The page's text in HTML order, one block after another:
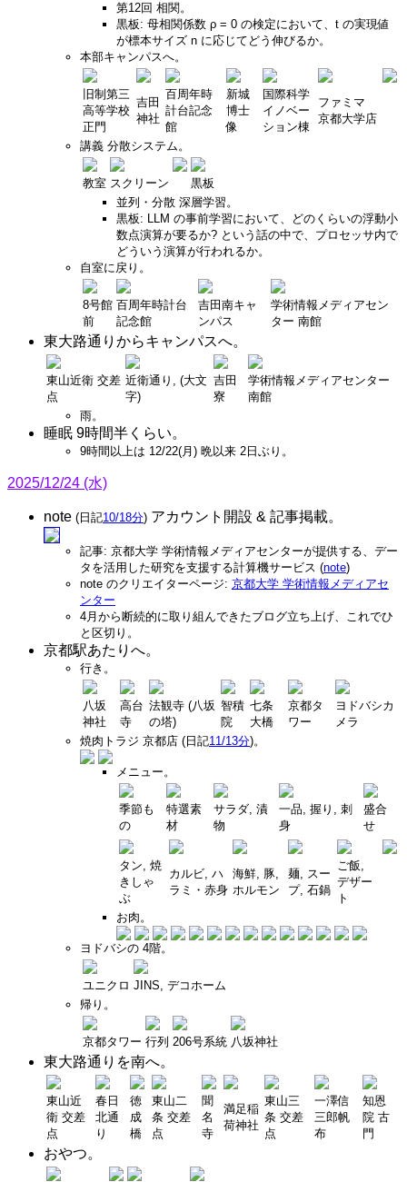
第12回 相関。
黒板: 母相関係数 ρ = 0 の検定において、 t の実現値
が標本サイズ n に応じてどう伸びるか。
本部キャンパスへ。
旧制第三
高等学校
正門
吉田
神社
百周年時
計台記念
館
新城
博士
像
国際科学
イノベー
ション棟
ファミマ
京都大学店
講義 分散システム。
教室 スクリーン
黒板
並列・分散 深層学習。
黒板: LLM の事前学習において、どのくらいの浮動小
数点演算が要るか? という話の中で、プロセッサ内で
どういう演算が行われるか。
自室に戻り。
8号館
前
百周年時計台
記念館
吉田南キャ
ンパス
学術情報メディアセン
ター 南館
東大路通りからキャンパスへ。
東山近衛 交差
点
近衛通り, (大文
字)
吉田
寮
学術情報メディアセンター
南館
雨。
睡眠 9時間半くらい。
9時間以上は 12/22(月) 晩以来 2日ぶり。
2025/12/24 (水)
note (日記10/18分) アカウント開設 & 記事掲載。
記事: 京都大学 学術情報メディアセンターが提供する、デー
タを活用した研究を支援する計算機サービス (note)
note のクリエイターページ: 京都大学 学術情報メディアセ
ンター
4月から断続的に取り組んできたブログ立ち上げ、これでひ
と区切り。
京都駅あたりへ。
行き。
八坂
神社
高台
寺
法観寺 (八坂
の塔)
智積
院
七条
大橋
京都タ
ワー
ヨドバシカ
メラ
焼肉トラジ 京都店 (日記11/13分)。
メニュー。
季節も
の
特選素
材
サラダ, 漬
物
一品, 握り, 刺
身
盛合
せ
タン, 焼
きしゃ
ぶ
カルビ, ハ
ラミ・赤身
海鮮, 豚,
ホルモン
麺, スー
プ, 石鍋
ご飯,
デザー
ト
お肉。
ヨドバシの 4階。
ユニクロ JINS, デコホーム
帰り。
京都タワー 行列 206号系統 八坂神社
東大路通りを南へ。
東山近
衛 交差
点
春日
北通
り
徳
成
橋
東山二
条 交差
点
聞
名
寺
満足稲
荷神社
東山三
条 交差
点
一澤信
三郎帆
布
知恩
院 古
門
おやつ。